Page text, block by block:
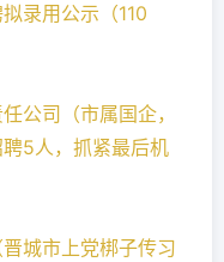
录用公示（110
公司（市属国企，
5人，抓紧最后机
城市上党梆子传习